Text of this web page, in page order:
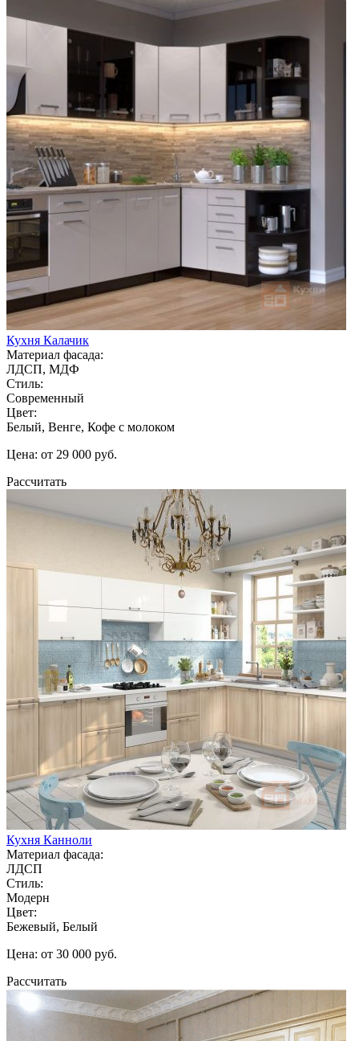
Кухня Калачик
Материал фасада:
ЛДСП, МДФ
Стиль:
Современный
Цвет:
Белый, Венге, Кофе с молоком
Цена: от 29 000 руб.
Рассчитать
Кухня Канноли
Материал фасада:
ЛДСП
Стиль:
Модерн
Цвет:
Бежевый, Белый
Цена: от 30 000 руб.
Рассчитать